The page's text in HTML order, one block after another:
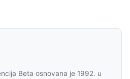
Beta osnovana je 1992. u